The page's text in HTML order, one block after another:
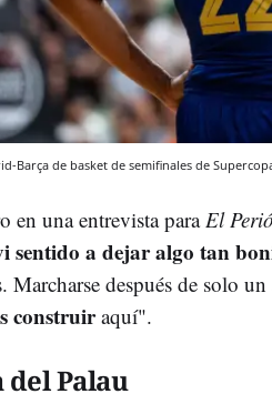
Barça de basket de semifinales de
en una entrevista paraEl
sentido a dejar algo tan
después de solo un
construiraquí".
Palau